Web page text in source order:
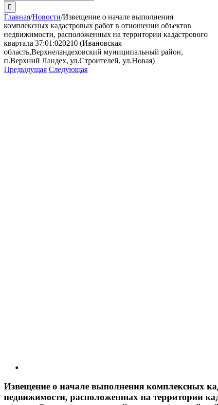
поиска:
Главная/Новости/Извещение о начале выполнения
комплексных кадастровых работ в отношении объектов
недвижимости, расположенных на территории кадастрового
квартала 37:01:020210 (Ивановская
область,Верхнеландеховский муниципальный район,
п.Верхний Ландех, ул.Строителей, ул.Новая)
Предыдущая Следующая
Извещение о начале выполнения комплексных
недвижимости, расположенных на территории